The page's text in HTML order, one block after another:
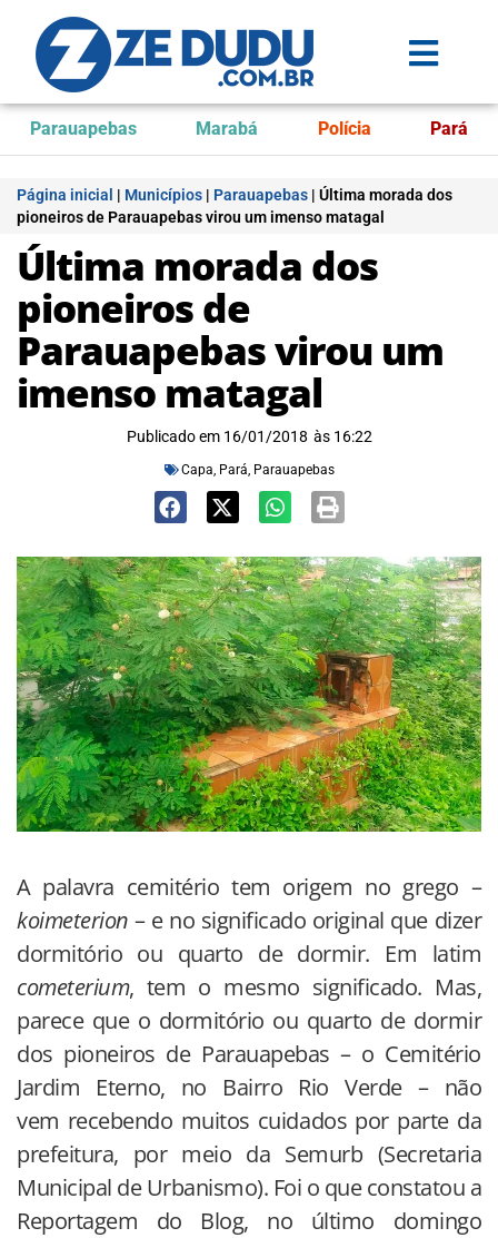
Parauapebas Marabá Polícia Pará
Página inicial | Municípios | Parauapebas | Última morada dos
pioneiros de Parauapebas virou um imenso matagal
Última morada dos
pioneiros de
Parauapebas virou um
imenso matagal
Publicado em 16/01/2018 às 16:22
Capa, Pará, Parauapebas
A palavra cemitério tem origem no grego –
koimeterion – e no significado original que dizer
dormitório ou quarto de dormir. Em latim
cometerium, tem o mesmo significado. Mas,
parece que o dormitório ou quarto de dormir
dos pioneiros de Parauapebas – o Cemitério
Jardim Eterno, no Bairro Rio Verde – não
vem recebendo muitos cuidados por parte da
prefeitura, por meio da Semurb (Secretaria
Municipal de Urbanismo). Foi o que constatou a
Reportagem do Blog, no último domingo